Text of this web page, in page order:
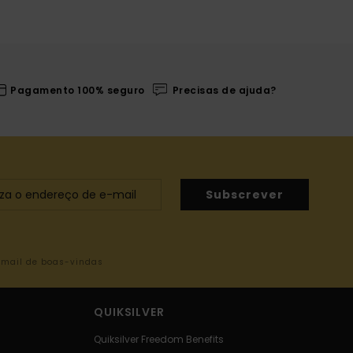
Pagamento 100% seguro Precisas de ajuda?
Subscrever
de boas-vindas
QUIKSILVER
Quiksilver Freedom Benefits